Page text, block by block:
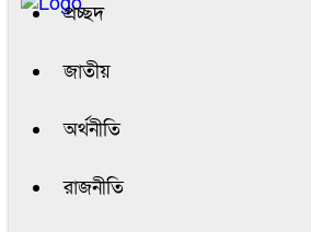
প্রচ্ছদ
জাতীয়
অর্থনীতি
রাজনীতি